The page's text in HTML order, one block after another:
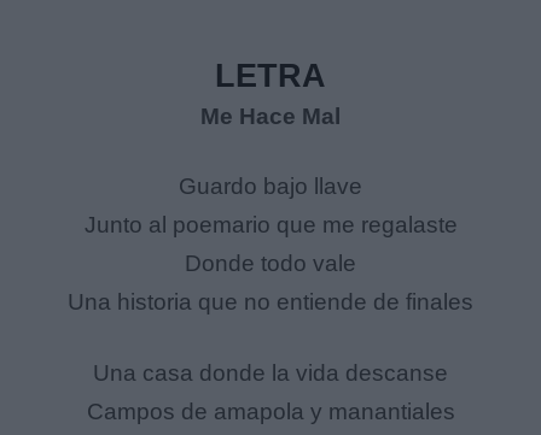
LETRA
Me Hace Mal
Guardo bajo llave
Junto al poemario que me regalaste
Donde todo vale
Una historia que no entiende de finales
Una casa donde la vida descanse
Campos de amapola y manantiales